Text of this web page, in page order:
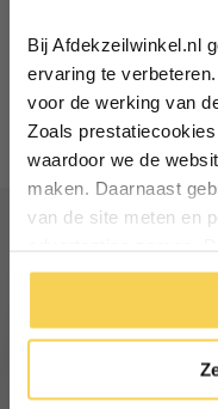
Bij Afdekzeilwinkel.nl
ervaring te
voor de werking van
Zoals
waardoor we de
maken. Daarnaast
van de site meten en
manier. Klik op 'Oké'
klik op ‘alleen
cookies.
Vul je e-mailadres
Particulier
*Geldig bij minimale